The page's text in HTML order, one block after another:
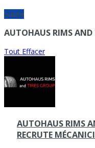
Suivre
AUTOHAUS RIMS AND
Tout Effacer
AUTOHAUS RIMS
RECRUTE